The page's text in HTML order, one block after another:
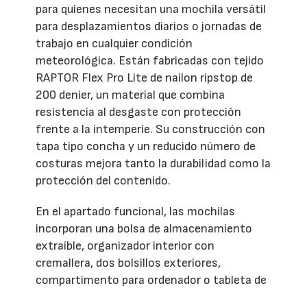
para quienes necesitan una mochila versátil
para desplazamientos diarios o jornadas de
trabajo en cualquier condición
meteorológica. Están fabricadas con tejido
RAPTOR Flex Pro Lite de nailon ripstop de
200 denier, un material que combina
resistencia al desgaste con protección
frente a la intemperie. Su construcción con
tapa tipo concha y un reducido número de
costuras mejora tanto la durabilidad como la
protección del contenido.
En el apartado funcional, las mochilas
incorporan una bolsa de almacenamiento
extraíble, organizador interior con
cremallera, dos bolsillos exteriores,
compartimento para ordenador o tableta de